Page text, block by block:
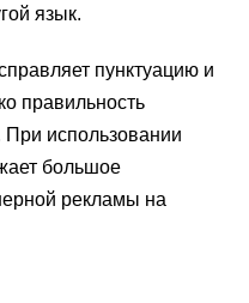
язык.
пунктуацию и
правильность
При использовании
большое
рекламы на